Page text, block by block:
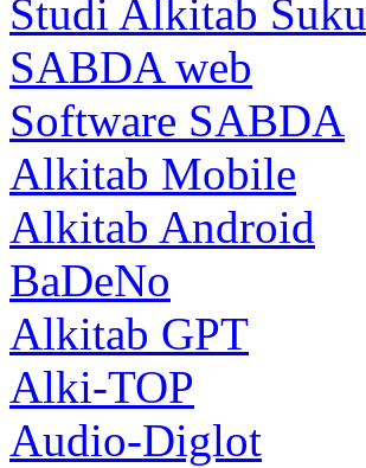
Studi Alkitab Suku
SABDA web
Software SABDA
Alkitab Mobile
Alkitab Android
BaDeNo
Alkitab GPT
Alki-TOP
Audio-Diglot